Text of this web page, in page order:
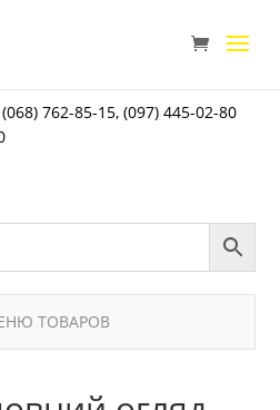
(068) 762-85-15,(097) 445-02-80
ТОВАРОВ